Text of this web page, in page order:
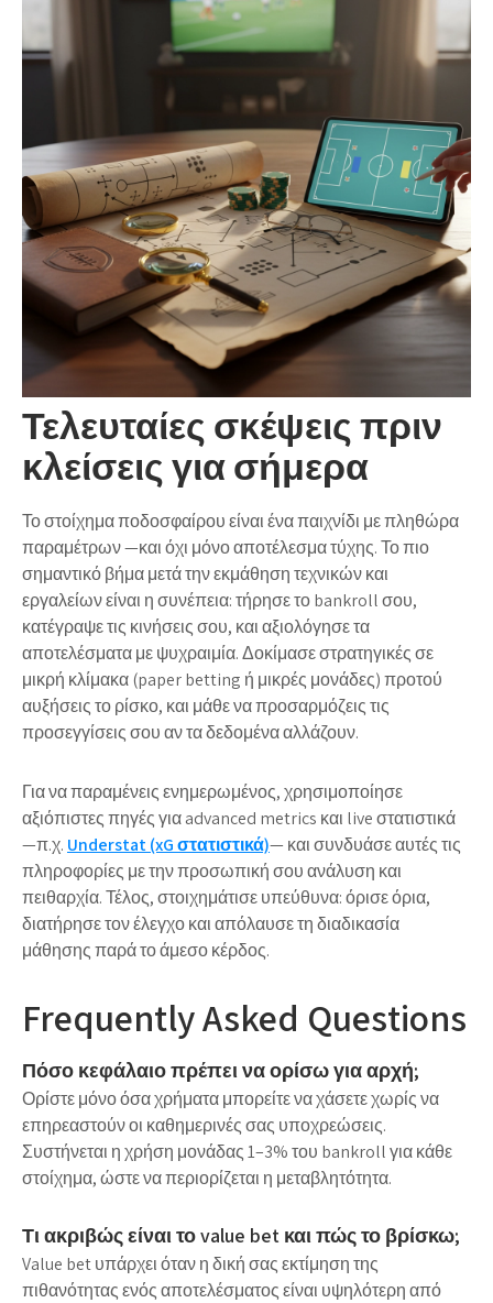
Τελευταίες σκέψεις πριν
κλείσεις για σήμερα
Το στοίχημα ποδοσφαίρου είναι ένα παιχνίδι με πληθώρα
παραμέτρων —και όχι μόνο αποτέλεσμα τύχης. Το πιο
σημαντικό βήμα μετά την εκμάθηση τεχνικών και
εργαλείων είναι η συνέπεια: τήρησε το bankroll σου,
κατέγραψε τις κινήσεις σου, και αξιολόγησε τα
αποτελέσματα με ψυχραιμία. Δοκίμασε στρατηγικές σε
μικρή κλίμακα (paper betting ή μικρές μονάδες) προτού
αυξήσεις το ρίσκο, και μάθε να προσαρμόζεις τις
προσεγγίσεις σου αν τα δεδομένα αλλάζουν.
Για να παραμένεις ενημερωμένος, χρησιμοποίησε
αξιόπιστες πηγές για advanced metrics και live στατιστικά
—π.χ. Understat (xG στατιστικά)— και συνδυάσε αυτές τις
πληροφορίες με την προσωπική σου ανάλυση και
πειθαρχία. Τέλος, στοιχημάτισε υπεύθυνα: όρισε όρια,
διατήρησε τον έλεγχο και απόλαυσε τη διαδικασία
μάθησης παρά το άμεσο κέρδος.
Frequently Asked Questions
Πόσο κεφάλαιο πρέπει να ορίσω για αρχή;
Ορίστε μόνο όσα χρήματα μπορείτε να χάσετε χωρίς να
επηρεαστούν οι καθημερινές σας υποχρεώσεις.
Συστήνεται η χρήση μονάδας 1–3% του bankroll για κάθε
στοίχημα, ώστε να περιορίζεται η μεταβλητότητα.
Τι ακριβώς είναι το value bet και πώς το βρίσκω;
Value bet υπάρχει όταν η δική σας εκτίμηση της
πιθανότητας ενός αποτελέσματος είναι υψηλότερη από